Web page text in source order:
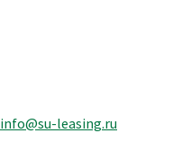
info@su-leasing.ru